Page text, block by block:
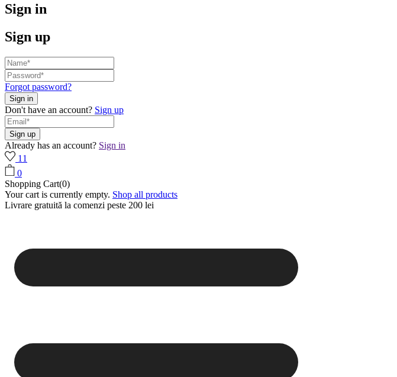
Sign in
Sign up
Forgot password?
Don't have an account? Sign up
Already has an account? Sign in
11
0
Shopping Cart(0)
Your cart is currently empty. Shop all products
Livrare gratuită la comenzi peste 200 lei